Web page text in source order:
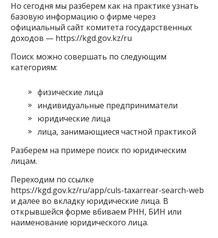
Но сегодня мы разберем как на практике узнать
базовую информацию о фирме через
официальный сайт комитета государственных
доходов — https://kgd.gov.kz/ru
Поиск можно совершать по следующим
категориям:
физические лица
индивидуальные предприниматели
юридические лица
лица, занимающиеся частной практикой
Разберем на примере поиск по юридическим
лицам.
Переходим по ссылке
https://kgd.gov.kz/ru/app/culs-taxarrear-search-web
и далее во вкладку юридические лица. В
открывшейся форме вбиваем РНН, БИН или
наименование юридического лица.